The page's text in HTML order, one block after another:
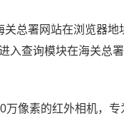
总署网站在浏览器地
入查询模块在海关总
像素的红外相机，